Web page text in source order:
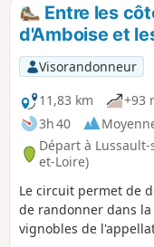
Entre les
d'Amboise et
Visorandonneur
11,83 km
+93
3h 40
Départ à
et-Loire)
Le circuit permet de
de randonner dans
vignobles de